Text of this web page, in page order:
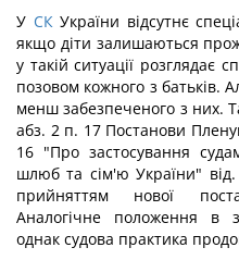
У СКУкраїни відсутнє
якщо діти залишаються
у такій ситуації розглядає
позовом кожного з батьків.
менш забезпеченого з них.
абз. 2 п. 17 Постанови
16 "Про застосування
шлюб та сім'ю України" від.
прийняттям нової
Аналогічне положення в
однак судова практика